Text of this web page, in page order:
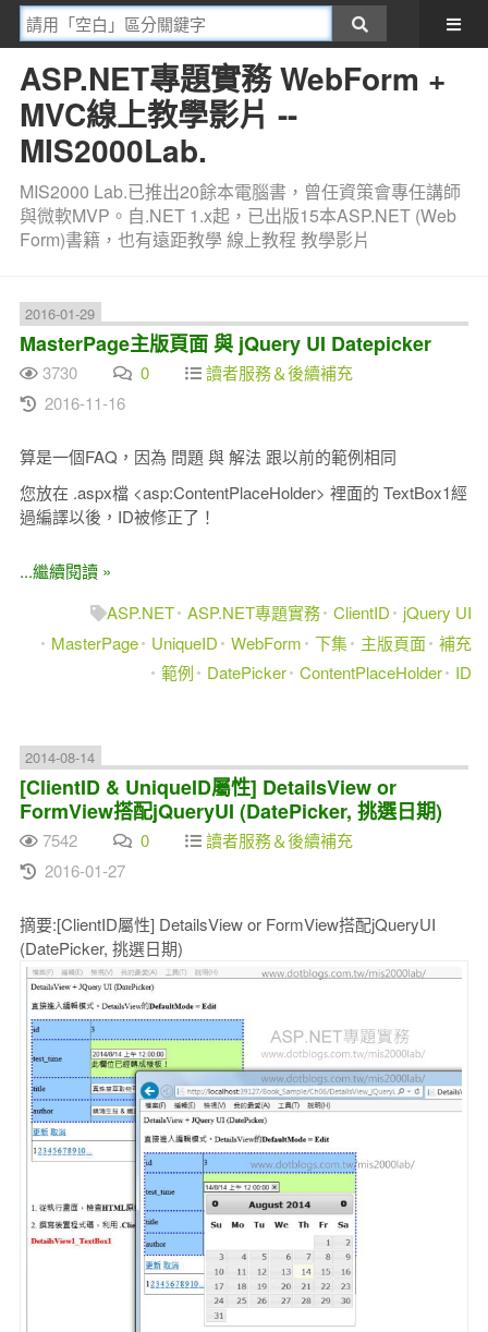
ASP.NET專題實務 WebForm +
MVC線上教學影片 --
MIS2000Lab.
MIS2000 Lab.已推出20餘本電腦書，曾任資策會專任講師
與微軟MVP。自.NET 1.x起，已出版15本ASP.NET (Web
Form)書籍，也有遠距教學 線上教程 教學影片
2016-01-29
MasterPage主版頁面 與 jQuery UI Datepicker
3730 0
讀者服務＆後續補充
2016-11-16
算是一個FAQ，因為 問題 與 解法 跟以前的範例相同
您放在 .aspx檔 <asp:ContentPlaceHolder> 裡面的 TextBox1經
過編譯以後，ID被修正了！
...繼續閱讀 »
ASP.NET ASP.NET專題實務 ClientID
jQuery UI
MasterPage
UniqueID WebForm 下集 主版頁面 補充
範例
DatePicker ContentPlaceHolder ID
2014-08-14
[ClientID & UniqueID屬性] DetailsView or
FormView搭配jQueryUI (DatePicker, 挑選日期)
7542 0
讀者服務＆後續補充
2016-01-27
摘要:[ClientID屬性] DetailsView or FormView搭配jQueryUI
(DatePicker, 挑選日期)